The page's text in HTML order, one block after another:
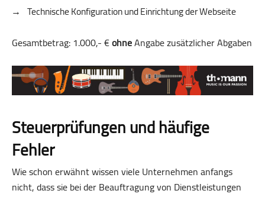
Technische Konfiguration und Einrichtung der Webseite
Gesamtbetrag: 1.000,- €ohneAngabe zusätzlicher Abgaben
Steuerprüfungen und häufige
Fehler
Wie schon erwähnt wissen viele Unternehmen anfangs
nicht, dass sie bei der Beauftragung von Dienstleistungen